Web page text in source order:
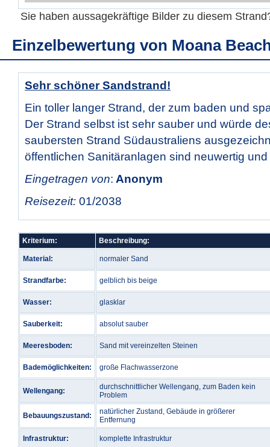
Sie haben aussagekräftige Bilder zu diesem
Einzelbewertung von Moana
Sehr schöner Sandstrand!
Ein toller langer Strand, der zum baden und
Der Strand selbst ist sehr sauber und würde
saubersten Strand Südaustraliens
öffentlichen Sanitäranlagen sind neuwertig
Eingetragen von: Anonym
Reisezeit: 01/2038
Kriterium: Beschreibung:
Material: normaler Sand
Strandfarbe: gelblich bis beige
Wasser: glasklar
Sauberkeit: absolut sauber
Meeresboden: Sand mit vereinzelten Steinen
Bademöglichkeiten: große Flachwasserzone
Wellengang:
durchschnittlicher Wellengang, zum Baden kein
Problem
Bebauungszustand:
natürlicher Zustand, Gebäude in größerer
Entfernung
Infrastruktur: komplette Infrastruktur